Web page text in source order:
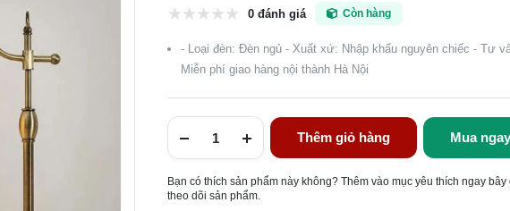
0 đánh giá Còn hàng
- Loại đèn: Đèn ngủ - Xuất xứ: Nhập khẩu nguyên chiếc - Tư
Miễn phí giao hàng nội thành Hà Nội
Thêm giỏ hàng Mua ngay
Bạn có thích sản phẩm này không? Thêm vào mục yêu thích ngay bây
theo dõi sản phẩm.